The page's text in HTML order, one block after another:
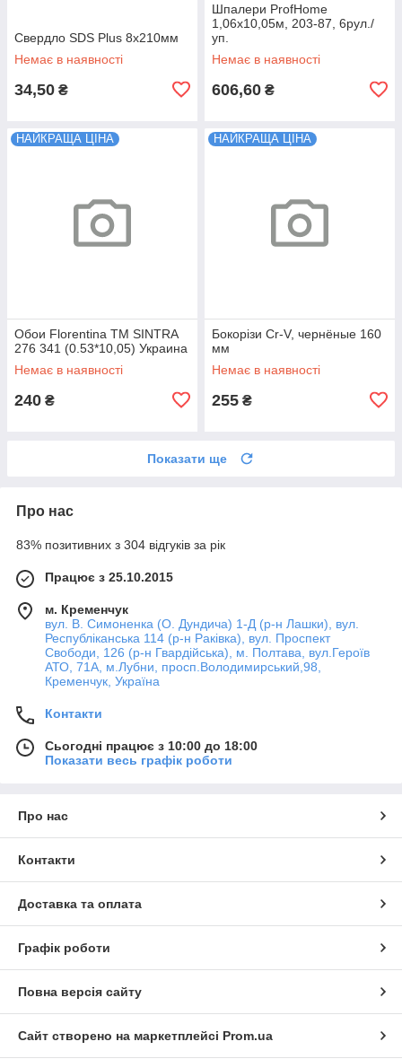
Свердло SDS Plus 8х210мм
Немає в наявності
34,50 ₴
Шпалери ProfHome
1,06x10,05м, 203-87, 6рул./
уп.
Немає в наявності
606,60 ₴
НАЙКРАЩА ЦІНА
Обои Florentina ТМ SINTRA
276 341 (0.53*10,05) Украина
Немає в наявності
240 ₴
НАЙКРАЩА ЦІНА
Бокорізи Cr-V, чернёные 160
мм
Немає в наявності
255 ₴
Показати ще
Про нас
83% позитивних з 304 відгуків за рік
Працює з 25.10.2015
м. Кременчук
вул. В. Симоненка (О. Дундича) 1-Д (р-н Лашки), вул.
Республіканська 114 (р-н Раківка), вул. Проспект
Свободи, 126 (р-н Гвардійська), м. Полтава, вул.Героїв
АТО, 71А, м.Лубни, просп.Володимирський,98,
Кременчук, Україна
Контакти
Сьогодні працює з 10:00 до 18:00
Показати весь графік роботи
Про нас
Контакти
Доставка та оплата
Графік роботи
Повна версія сайту
Сайт створено на маркетплейсі Prom.ua